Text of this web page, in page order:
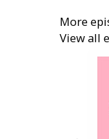
More
View all